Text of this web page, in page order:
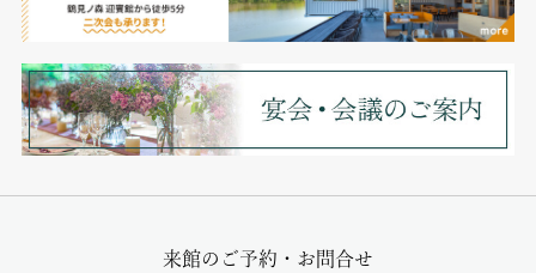
来館のご予約・お問合せ